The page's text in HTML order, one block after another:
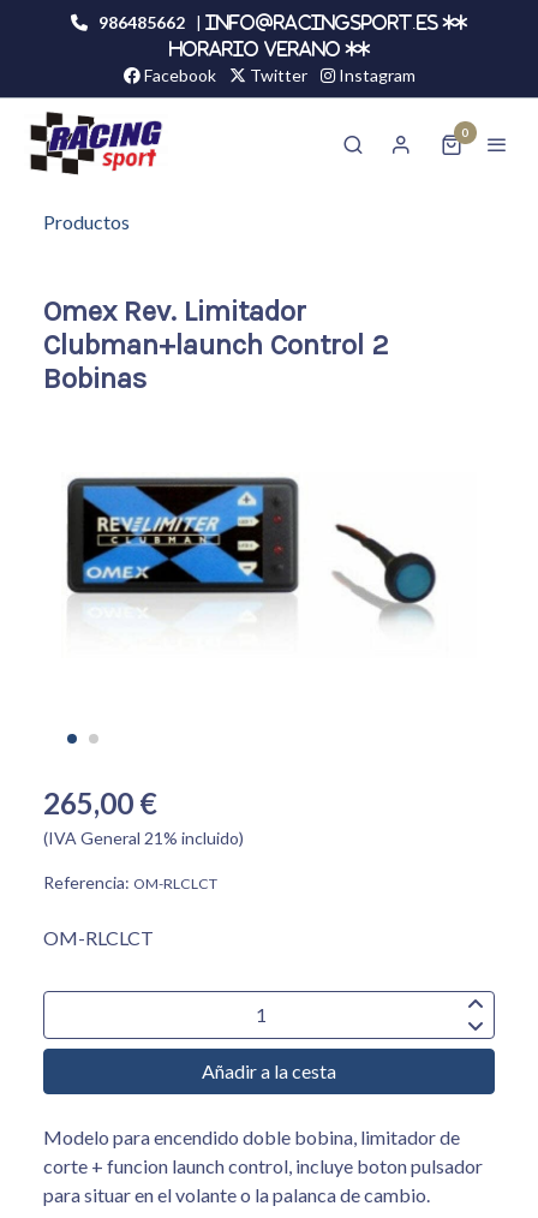
986485662 |
info@racingsport.es **
HORARIO VERANO **
Facebook Twitter Instagram
0
Productos
Omex Rev. Limitador
Clubman+launch Control 2
Bobinas
265,00 €
(IVA General 21% incluido)
Referencia: OM-RLCLCT
OM-RLCLCT
Añadir a la cesta
Modelo para encendido doble bobina, limitador de
corte + funcion launch control, incluye boton pulsador
para situar en el volante o la palanca de cambio.